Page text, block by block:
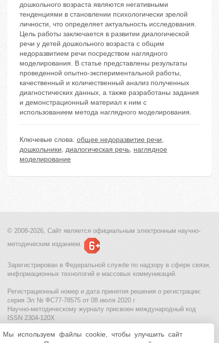
дошкольного возраста являются негативными
тенденциями в становлении психологически зрелой
личности, что определяет актуальность исследования.
Цель работы заключается в развитии диалогической
речи у детей дошкольного возраста с общим
недоразвитием речи посредством наглядного
моделирования. В статье представлены результаты
проведенной опытно-экспериментальной работы,
качественный и количественный анализ полученных
диагностических данных, а также разработаны задания
и демонстрационный материал к ним с
использованием метода наглядного моделирования.
Ключевые слова: общее недоразвитие речи,
дошкольники, диалогическая речь, наглядное
моделирование
© 2008-2026, Сайт является официальным электронным научно-
методическим изданием.
Зарегистрирован в Федеральной службе по надзору в сфере связи,
информационных технологий и массовых коммуникаций.
Регистрационный номер и дата принятия решения о регистрации:
серия Эл № ФС77-78575 от 08 июля 2020 г
Научно-методическому журналу присвоен международный код
ISSN 2304-120X
МЦИТО|Школьные олимпиады и онлайн конкурсы для детей
Мы используем файлы cookie, чтобы улучшить сайт